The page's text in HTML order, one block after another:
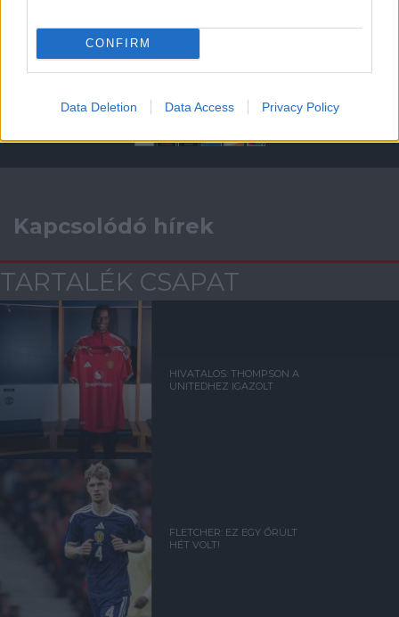
CONFIRM
Data Deletion Data Access Privacy Policy
Támogasd adományoddal
Kapcsolódó hírek
TARTALÉK CSAPAT
HIVATALOS: THOMPSON A
UNITEDHEZ IGAZOLT
FLETCHER: EZ EGY ŐRÜLT
HÉT VOLT!